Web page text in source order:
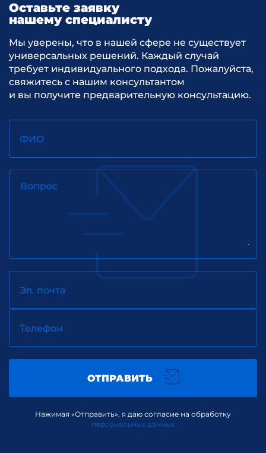
Оставьте заявку
нашему специалисту
Мы уверены, что в нашей сфере не существует
универсальных решений. Каждый случай
требует индивидуального подхода. Пожалуйста,
свяжитесь с нашим консультантом
и вы получите предварительную консультацию.
ФИО
Вопрос
Эл. почта
Телефон
ОТПРАВИТЬ
Нажимая «Отправить», я даю согласие на обработку
персональных данных